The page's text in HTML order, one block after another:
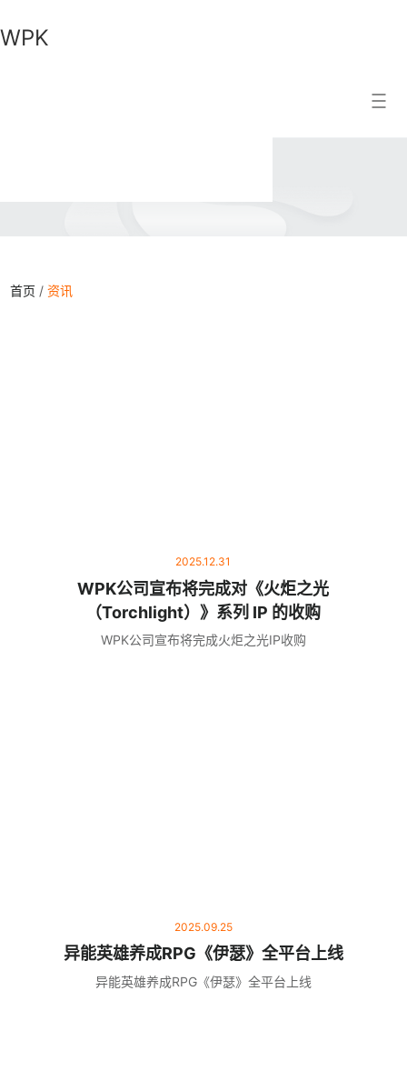
WPK
首页 /资讯
2025.12.31
WPK公司宣布将完成对《火炬之光
（Torchlight）》系列 IP 的收购
WPK公司宣布将完成火炬之光IP收购
2025.09.25
异能英雄养成RPG《伊瑟》全平台上线
异能英雄养成RPG《伊瑟》全平台上线